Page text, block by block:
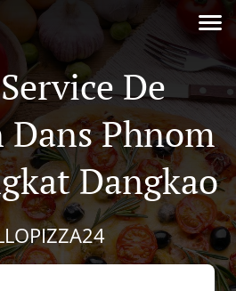
De
Phnom
Dangkao